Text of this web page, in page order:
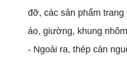
đỡ, các sản phẩm
áo, giường, khung
- Ngoài ra, thép cán